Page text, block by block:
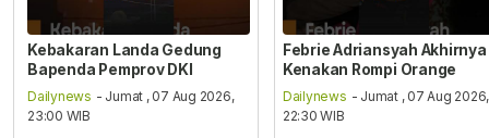
Kebakaran Landa Gedung
Bapenda Pemprov DKI
Dailynews - Jumat , 07 Aug 2026,
23:00 WIB
Febrie Adriansyah Akhirnya
Kenakan Rompi Orange
Dailynews - Jumat , 07 Aug 2026,
22:30 WIB